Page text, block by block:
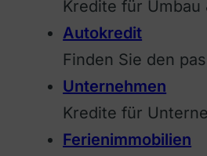
Kredite für Umbau
Autokredit
Finden Sie den
Unternehmen
Kredite für
Ferienimmobilien